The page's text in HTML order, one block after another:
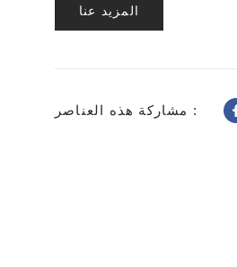
المزيد عنا
مشاركة هذه العناصر :